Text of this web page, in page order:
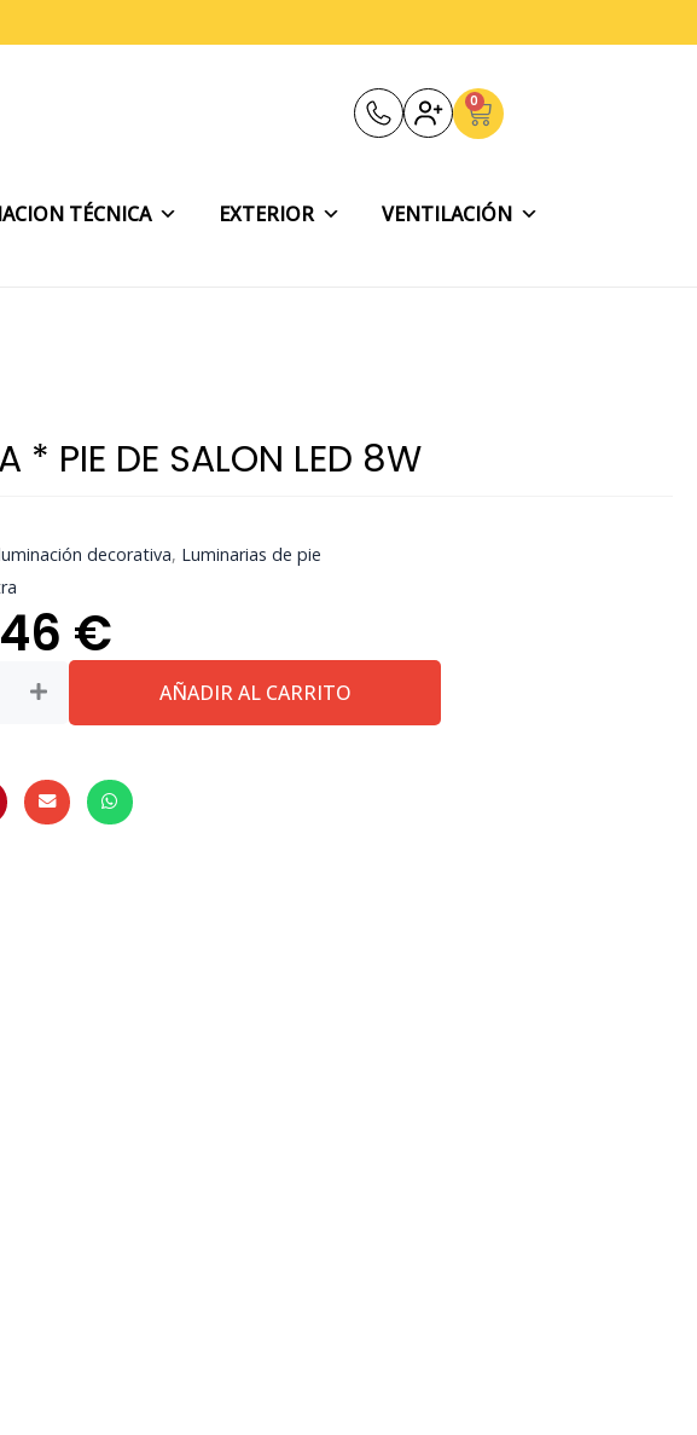
0
Carrito
TÉCNICA EXTERIOR
VENTILACIÓN
* PIE DE SALON LED 8W
decorativa, Luminarias de pie
€
AÑADIR AL CARRITO